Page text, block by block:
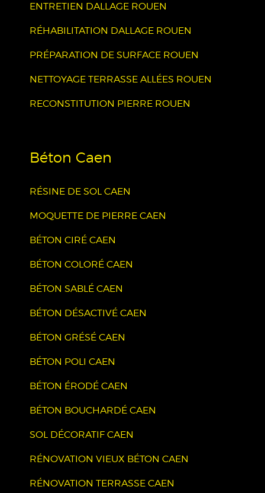
ENTRETIEN DALLAGE ROUEN
RÉHABILITATION DALLAGE ROUEN
PRÉPARATION DE SURFACE ROUEN
NETTOYAGE TERRASSE ALLÉES ROUEN
RECONSTITUTION PIERRE ROUEN
Béton Caen
RÉSINE DE SOL CAEN
MOQUETTE DE PIERRE CAEN
BÉTON CIRÉ CAEN
BÉTON COLORÉ CAEN
BÉTON SABLÉ CAEN
BÉTON DÉSACTIVÉ CAEN
BÉTON GRÉSÉ CAEN
BÉTON POLI CAEN
BÉTON ÉRODÉ CAEN
BÉTON BOUCHARDÉ CAEN
SOL DÉCORATIF CAEN
RÉNOVATION VIEUX BÉTON CAEN
RÉNOVATION TERRASSE CAEN